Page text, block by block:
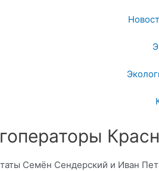
Семён Сендерский и Иван